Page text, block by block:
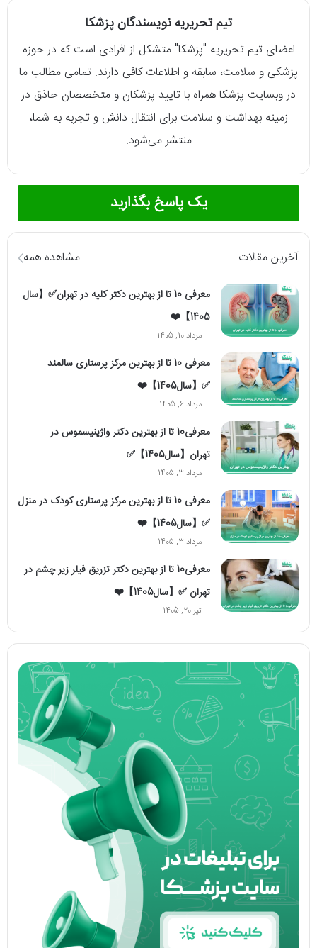
تیم تحریریه نویسندگان پزشکا
اعضای تیم تحریریه "پزشکا" متشکل از افرادی است که در حوزه
پزشکی و سلامت، سابقه و اطلاعات کافی دارند. تمامی مطالب ما
در وبسایت پزشکا همراه با تایید پزشکان و متخصصان حاذق در
زمینه بهداشت و سلامت برای انتقال دانش و تجربه به شما،
منتشر می‌شود.
یک پاسخ بگذارید
آخرین مقالات مشاهده همه
معرفی 10 تا از بهترین دکتر کلیه در تهران✅【سال
1405】❤️
مرداد 10, 1405
معرفی 10 تا از بهترین مرکز پرستاری سالمند
✅【سال1405】❤️
مرداد 6, 1405
معرفی10 تا از بهترین دکتر واژینیسموس در
تهران【سال1405】✅
مرداد 3, 1405
معرفی 10 تا از بهترین مرکز پرستاری کودک در منزل
✅【سال1405】❤️
مرداد 3, 1405
معرفی10 تا از بهترین دکتر تزریق فیلر زیر چشم در
تهران ✅【سال1405】❤️
تیر 20, 1405